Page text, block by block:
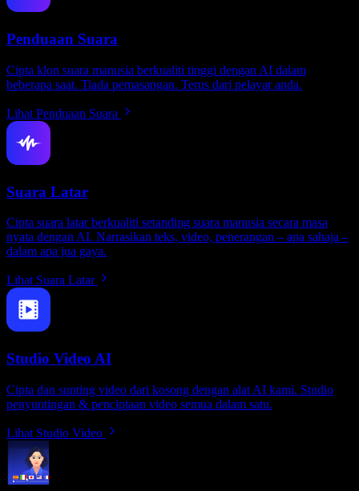
Penduaan Suara
Cipta klon suara manusia berkualiti tinggi dengan AI dalam
beberapa saat. Tiada pemasangan. Terus dari pelayar anda.
Lihat Penduaan Suara
Suara Latar
Cipta suara latar berkualiti setanding suara manusia secara masa
nyata dengan AI. Narrasikan teks, video, penerangan – apa sahaja –
dalam apa jua gaya.
Lihat Suara Latar
Studio Video AI
Cipta dan sunting video dari kosong dengan alat AI kami. Studio
penyuntingan & penciptaan video semua dalam satu.
Lihat Studio Video